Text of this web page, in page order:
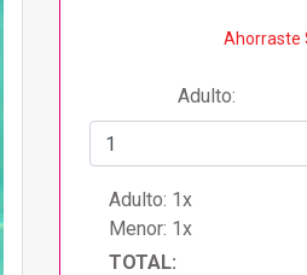
Ahorraste
Adulto:
Adulto: 1x
Menor: 1x
TOTAL: